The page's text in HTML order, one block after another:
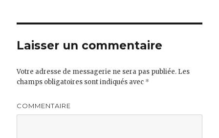
Laisser un commentaire
Votre adresse de messagerie ne sera pas publiée. Les
champs obligatoires sont indiqués avec *
COMMENTAIRE